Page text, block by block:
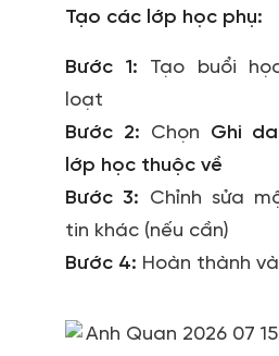
Tạo các lớp học phụ:
Bước 1: Tạo buổi
loạt
Bước 2: Chọn Ghi
lớp học thuộc về
Bước 3: Chỉnh sửa
tin khác (nếu cần)
Bước 4: Hoàn thành